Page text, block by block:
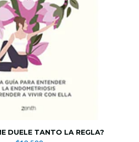
DUELE TANTO LA REGLA?